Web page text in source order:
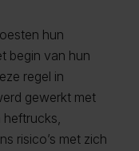
hun
begin van hun
regel in
gewerkt met
heftrucks,
risico’s met zich